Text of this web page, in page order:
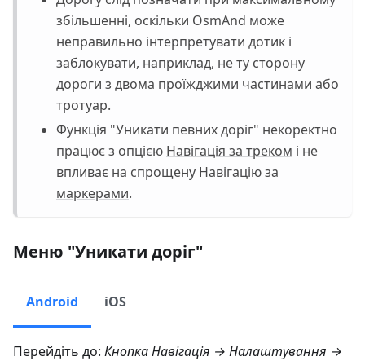
збільшенні, оскільки OsmAnd може
неправильно інтерпретувати дотик і
заблокувати, наприклад, не ту сторону
дороги з двома проїжджими частинами або
тротуар.
Функція "Уникати певних доріг" некоректно
працює з опцією Навігація за треком і не
впливає на спрощену Навігацію за
маркерами.
Меню "Уникати доріг"
Android iOS
Перейдіть до: Кнопка Навігація → Налаштування →